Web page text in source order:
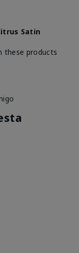
Satin
these products